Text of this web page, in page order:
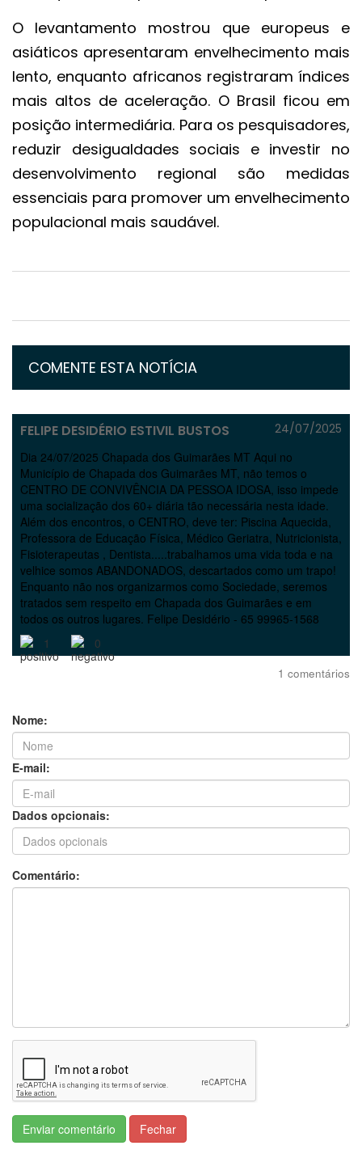
O levantamento mostrou que europeus e
asiáticos apresentaram envelhecimento mais
lento, enquanto africanos registraram índices
mais altos de aceleração. O Brasil ficou em
posição intermediária. Para os pesquisadores,
reduzir desigualdades sociais e investir no
desenvolvimento regional são medidas
essenciais para promover um envelhecimento
populacional mais saudável.
COMENTE ESTA NOTÍCIA
FELIPE DESIDÉRIO ESTIVIL BUSTOS
24/07/2025
Dia 24/07/2025 Chapada dos Guimarães MT Aqui no
Município de Chapada dos Guimarães MT, não temos o
CENTRO DE CONVIVÊNCIA DA PESSOA IDOSA, isso impede
uma socialização dos 60+ diária tão necessária nesta idade.
Além dos encontros, o CENTRO, deve ter: Piscina Aquecida,
Professora de Educação Física, Médico Geriatra, Nutricionista,
Fisioterapeutas , Dentista.....trabalhamos uma vida toda e na
velhice somos ABANDONADOS, descartados como um trapo!
Enquanto não nos organizarmos como Sociedade, seremos
tratados sem respeito em Chapada dos Guimarães e em
todos os outros lugares. Felipe Desidério - 65 99965-1568
1
0
1 comentários
Nome:
E-mail:
Dados opcionais:
Comentário:
Enviar comentário Fechar